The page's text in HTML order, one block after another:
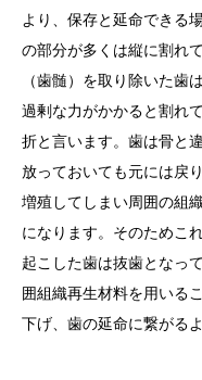
より、保存と延命できる
の部分が多くは縦に割れ
（歯髄）を取り除いた歯
過剰な力がかかると割れ
折と言います。歯は骨と
放っておいても元には戻
増殖してしまい周囲の組
になります。そのためこ
起こした歯は抜歯となっ
囲組織再生材料を用いる
下げ、歯の延命に繋がる